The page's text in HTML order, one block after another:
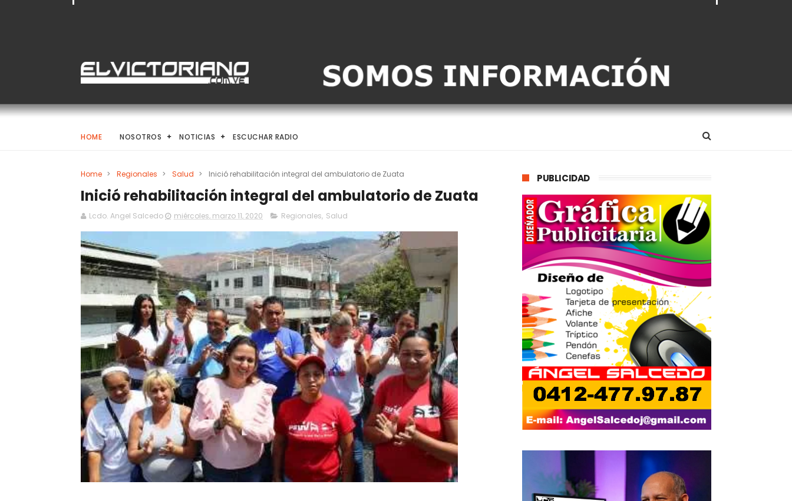
HOME NOSOTROS NOTICIAS ESCUCHAR RADIO
Home > Regionales > Salud > Inició rehabilitación integral del ambulatorio de Zuata
Inició rehabilitación integral del ambulatorio de Zuata
Lcdo. Angel Salcedo miércoles, marzo 11, 2020 Regionales, Salud
PUBLICIDAD